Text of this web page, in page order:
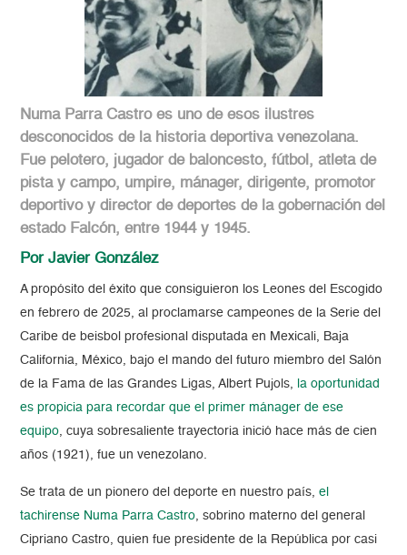
Numa Parra Castro es uno de esos ilustres
desconocidos de la historia deportiva venezolana.
Fue pelotero, jugador de baloncesto, fútbol, atleta de
pista y campo, umpire, mánager, dirigente, promotor
deportivo y director de deportes de la gobernación del
estado Falcón, entre 1944 y 1945.
Por Javier González
A propósito del éxito que consiguieron los Leones del Escogido
en febrero de 2025, al proclamarse campeones de la Serie del
Caribe de beisbol profesional disputada en Mexicali, Baja
California, México, bajo el mando del futuro miembro del Salón
de la Fama de las Grandes Ligas, Albert Pujols, la oportunidad
es propicia para recordar que el primer mánager de ese
equipo, cuya sobresaliente trayectoria inició hace más de cien
años (1921), fue un venezolano.
Se trata de un pionero del deporte en nuestro país,el
tachirense Numa Parra Castro, sobrino materno del general
Cipriano Castro, quien fue presidente de la República por casi